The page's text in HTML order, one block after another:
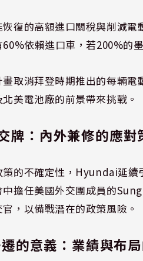
恢復的高額進口關稅與削減
依賴進口車，若200%的
畫取消拜登時期推出的每輛
美電池廠的前景帶來挑戰。
牌：內外兼修的應對
策的不確定性，Hyundai延
擔任美國外交團成員的
，以備戰潛在的政策風險。
的意義：業績與布